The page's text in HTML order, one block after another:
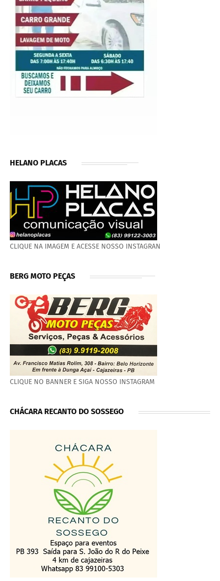
HELANO PLACAS
CLIQUE NA IMAGEM E ACESSE NOSSO INSTAGRAN
BERG MOTO PEÇAS
CLIQUE NO BANNER E SIGA NOSSO INSTAGRAM
CHÁCARA RECANTO DO SOSSEGO